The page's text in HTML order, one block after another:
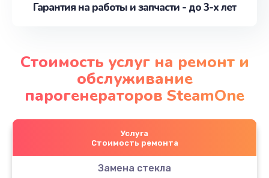
Гарантия на работы и запчасти - до 3-х лет
Стоимость услуг на ремонт и
обслуживание
парогенераторов SteamOne
Услуга
Стоимость ремонта
Замена стекла